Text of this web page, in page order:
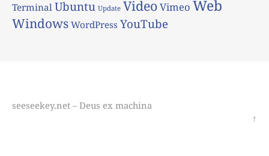
TerminalUbuntu Update VideoVimeo Web
Windows WordPress YouTube
seeseekey.net – Deus ex machina
↑